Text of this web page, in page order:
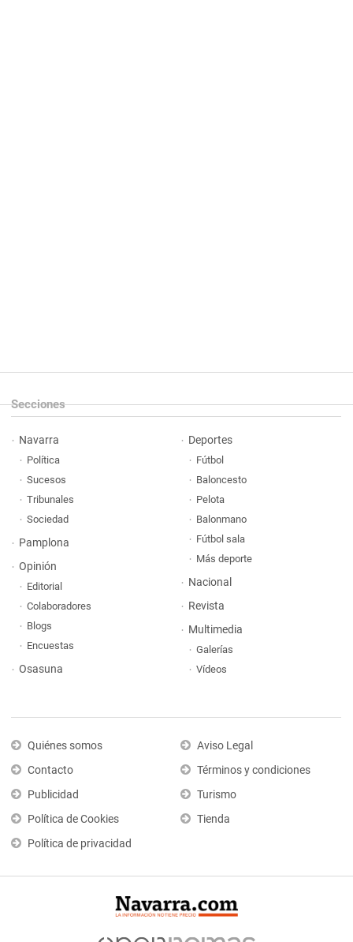
Secciones
Navarra
Política
Sucesos
Tribunales
Sociedad
Pamplona
Opinión
Editorial
Colaboradores
Blogs
Encuestas
Osasuna
Deportes
Fútbol
Baloncesto
Pelota
Balonmano
Fútbol sala
Más deporte
Nacional
Revista
Multimedia
Galerías
Vídeos
Quiénes somos
Contacto
Publicidad
Política de Cookies
Política de privacidad
Aviso Legal
Términos y condiciones
Turismo
Tienda